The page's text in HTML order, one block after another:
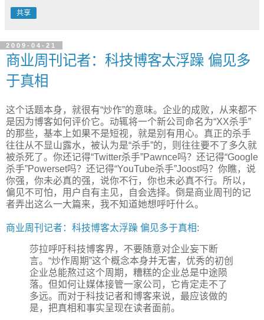
共享
2009-04-21
商业周刊记者：科技博客太浮躁 偏见多
于真相
这个话题本身，就很有“炒作”的意味。企业的成败，从来都不
是因为博客如何评价它。动辄将一个新公司命名为“XX杀手”
的那些，基本上如果不是短视，就是别有用心。真正的杀手
往往从不显山露水，被认为是“杀手”的，则往往要不了多久就
被杀死了。你还记得“Twitter杀手”Pawnce吗？还记得“Google
杀手”Powerset吗？还记得“YouTube杀手”Joost吗？你瞧，说
你强，你未必真的强，说你不行，你也未必真不行。所以，
偏见不可怕，用户自有主见，自会选择。倒是商业周刊的记
者弄出这么一大篇来，我不知道她想呼吁什么。
商业周刊记者：科技博客太浮躁 偏见多于真相:
莎拉呼吁科技博客界，不要随意对企业妄下断
言。“炒作周期”这个概念本身并无害，优秀的初创
企业总能熬过这个周期，糟糕的企业总是中途陨
落。但如何让媒体接管一家公司，它肯定走不了
多远。而对于科技记者和博客来说，最应该做的
是，把真相和事实呈现在读者面前。